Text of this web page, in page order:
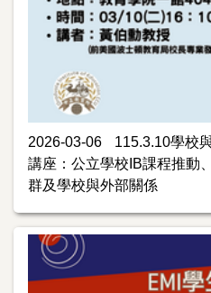
2026-03-06
115.3.10學校
講座：公立學校IB課程推動
群及學校與外部關係